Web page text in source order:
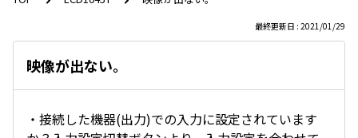
最終更新日 : 2021/01/29
映像が出ない。
・接続した機器(出力)での入力に設定されています